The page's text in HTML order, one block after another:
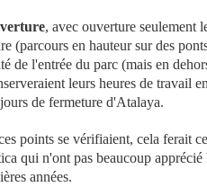
, avec ouverture seulement
(parcours en hauteur sur des
de l'entrée du parc (mais en
leurs heures de travail
de fermeture d'Atalaya.
points se vérifiaient, cela ferait
qui n'ont pas beaucoup
années.